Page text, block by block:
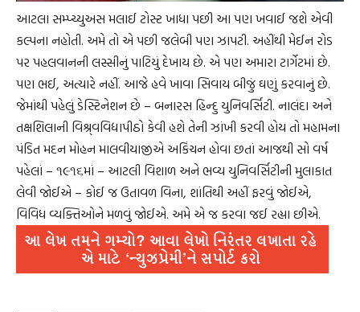
આટલા સમ્પ્ચ્યુઅસ મલાઈ ટોસ્ટ ખાધા પછી આ પણ ખવાઈ જશે એવી
કલ્પના નહોતી. અમે તો એ પછી જલેબી પણ ઝાપટી. અહીંથી મેઈન રોડ
પર પહલવાનની લસ્સીનું પાટિયું દેખાય છે. એ પણ અમારા ટાર્ગેટમાં છે.
પણ ભઈ, અત્યારે નહીં. આજે હવે ખાવા સિવાય બીજું ઘણું કરવાનું છે.
જેમાંથી પહેલું ડેસ્ટિનેશન છે – બનારસ હિન્દુ યુનિવર્સિટી. નાલંદા અને
તક્ષશિલાની વિશ્ર્વવિદ્યાપીઠો કેવી હશે તેની ઝાંખી કરવી હોય તો મહામના
પંડિત મદન મોહન માલવીયાજીએ અકિંચન હોવા છતાં આજથી સો વર્ષ
પહેલાં – ૧૯૧૬માં – આટલી વિશાળ અને ભવ્ય યુનિવર્સિટીની મુલાકાત
લેવી જોઈએ – કોઈ જ ઉતાવળ વિના, શાંતિથી અહીં ફરવું જોઈએ,
વિવિધ વ્યક્તિઓને મળવું જોઈએ. અમે એ જ કરવા જઈ રહ્યા છીએ.